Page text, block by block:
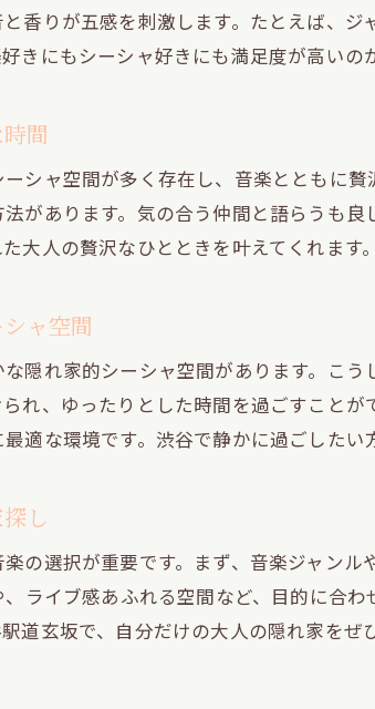
個室でリラックスできるシーシャの魅力
渋谷シーシャの個室で味わう落ち着
大人が選ぶ個室シーシャと音楽の融
シーシャ好きが選ぶ道玄坂の音楽空間とは
シーシャ好きが厳選する音楽と癒し
渋谷シーシャで味わう音楽イベント
ひとり時間に最適な渋谷の隠れ家シーシ
ひとりでも通える渋谷シーシャの魅
香りが五感を刺激します。たとえば、
きにもシーシャ好きにも満足度が高いの
間
シャ空間が多く存在し、音楽とともに
があります。気の合う仲間と語らうも
大人の贅沢なひとときを叶えてくれます。
ャ空間
隠れ家的シーシャ空間があります。こ
れ、ゆったりとした時間を過ごすこと
適な環境です。渋谷で静かに過ごしたい
し
の選択が重要です。まず、音楽ジャン
ライブ感あふれる空間など、目的に合
道玄坂で、自分だけの大人の隠れ家をぜ